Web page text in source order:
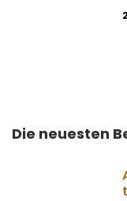
Die neuesten